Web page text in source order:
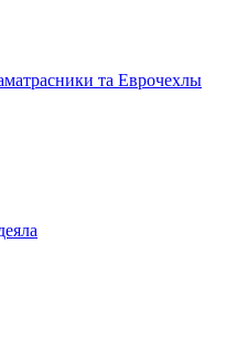
та Еврочехлы